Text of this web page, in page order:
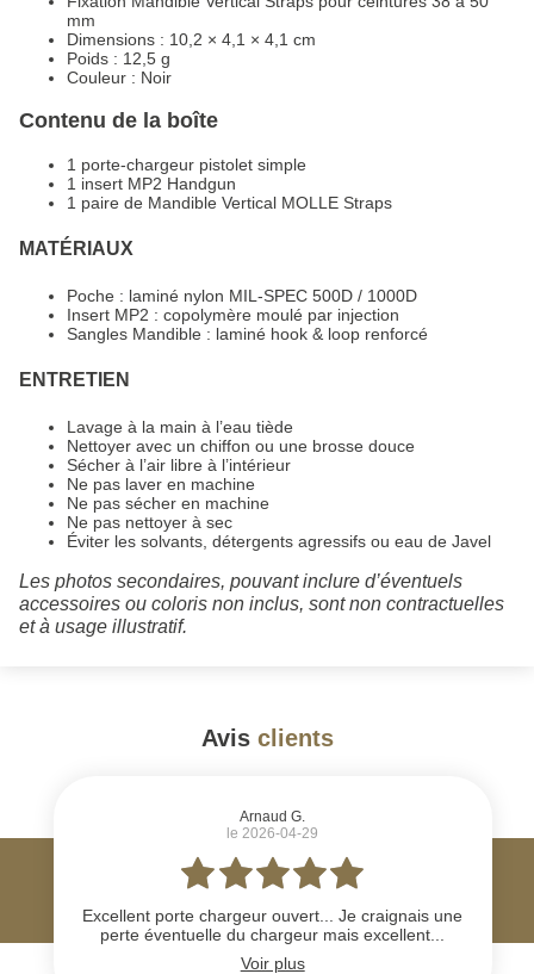
mm
Dimensions : 10,2 × 4,1 × 4,1 cm
Poids : 12,5 g
Couleur : Noir
Contenu de la boîte
1 porte-chargeur pistolet simple
1 insert MP2 Handgun
1 paire de Mandible Vertical MOLLE Straps
MATÉRIAUX
Poche : laminé nylon MIL-SPEC 500D / 1000D
Insert MP2 : copolymère moulé par injection
Sangles Mandible : laminé hook & loop renforcé
ENTRETIEN
Lavage à la main à l’eau tiède
Nettoyer avec un chiffon ou une brosse douce
Sécher à l’air libre à l’intérieur
Ne pas laver en machine
Ne pas sécher en machine
Ne pas nettoyer à sec
Éviter les solvants, détergents agressifs ou eau de Javel
Les photos secondaires, pouvant inclure d’éventuels
accessoires ou coloris non inclus, sont non contractuelles
et à usage illustratif.
Avis clients
Arnaud G.
le 2026-04-29
Excellent porte chargeur ouvert... Je craignais une
perte éventuelle du chargeur mais excellent...
Voir plus